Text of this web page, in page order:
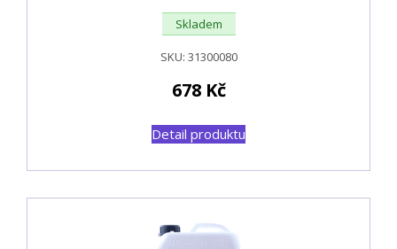
Skladem
SKU: 31300080
678 Kč
Detail produktu